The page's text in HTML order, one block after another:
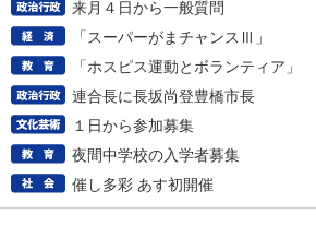
来月４日から一般質問
「スーパーがまチャンスⅢ」
「ホスピス運動とボランティア」
連合長に長坂尚登豊橋市長
１日から参加募集
夜間中学校の入学者募集
催し多彩 あす初開催